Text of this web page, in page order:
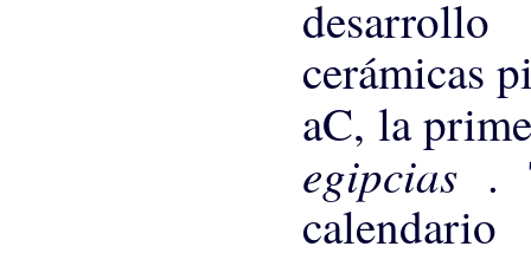
cerámicas
aC, la
egipcias .